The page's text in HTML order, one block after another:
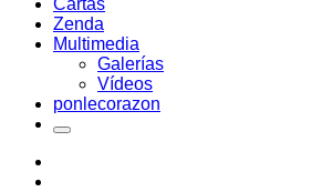
Cartas
Zenda
Multimedia
Galerías
Vídeos
ponlecorazon